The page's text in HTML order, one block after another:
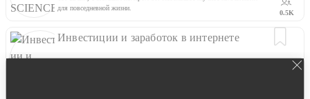
для повседневной жизни.
0.5K
Инвестиции и заработок в интернете